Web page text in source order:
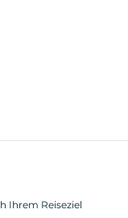
Ihrem Reiseziel